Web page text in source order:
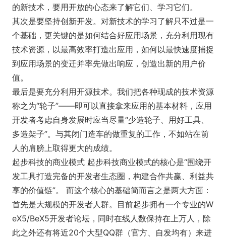
的新技术，要用开放的心态来了解它们、学习它们。
其次是要坚持创新开发。对新技术的学习了解只不过是一
个基础，更关键的是如何结合好应用场景，充分利用现有
技术资源，以最高效率打造出应用，如何以最快速度捕捉
到应用场景的变迁并率先做出响应，创造出新的用户价
值。
最后是要充分利用开源技术。我们把各种现成的技术资源
称之为“轮子”——即可以直接拿来应用的基本材料，应用
开发者考虑自身发展时应当尽量“少造轮子、用好工具、
多造架子”。与其闭门造车的做重复的工作，不如站在前
人的肩膀上取得更大的成绩。
起步科技的商业模式 起步科技商业模式的核心是“围绕开
发工具打造完备的开发者生态圈，构建合作共赢、利益共
享的价值链”。 而这个核心的基础简而言之是两大方面：
首先是大规模的开发者人群。目前起步拥有一个专业的W
eX5/BeX5开发者论坛，同时在线人数保持在上万人，除
此之外还有将近20个大型QQ群（官方、自发均有）来进